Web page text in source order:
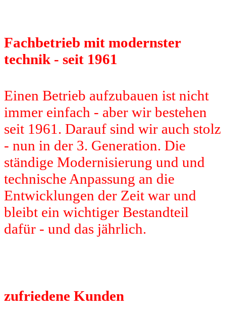
Fachbetrieb mit modernster
technik - seit 1961
Einen Betrieb aufzubauen ist nicht
immer einfach - aber wir bestehen
seit 1961. Darauf sind wir auch stolz
- nun in der 3. Generation. Die
ständige Modernisierung und und
technische Anpassung an die
Entwicklungen der Zeit war und
bleibt ein wichtiger Bestandteil
dafür - und das jährlich.
zufriedene Kunden